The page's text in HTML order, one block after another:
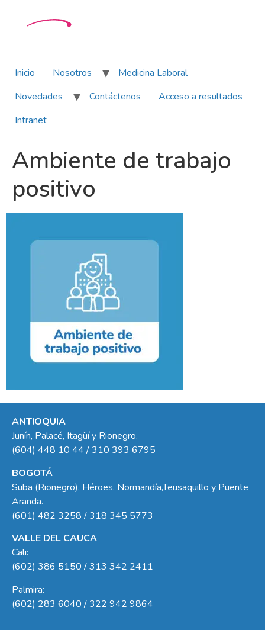
Inicio Nosotros
Medicina Laboral
Novedades
Contáctenos
Acceso a resultados
Intranet
Ambiente de trabajo
positivo
ANTIOQUIA
Junín, Palacé, Itagüí y Rionegro.
(604) 448 10 44 / 310 393 6795
BOGOTÁ
Suba (Rionegro), Héroes, Normandía,Teusaquillo y Puente
Aranda.
(601) 482 3258 / 318 345 5773
VALLE DEL CAUCA
Cali:
(602) 386 5150 / 313 342 2411
Palmira:
(602) 283 6040 / 322 942 9864